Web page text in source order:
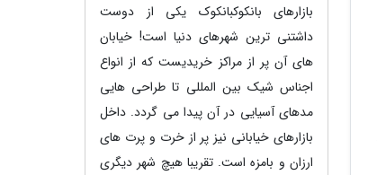
بازارهای بانکوکبانکوک یکی از دوست
داشتنی ترین شهرهای دنیا است! خیابان
های آن پر از مراکز خریدیست که از انواع
اجناس شیک بین المللی تا طراحی هایی
مدهای آسیایی در آن پیدا می گردد. داخل
بازارهای خیابانی نیز پر از خرت و پرت های
ارزان و بامزه است. تقریبا هیچ شهر دیگری